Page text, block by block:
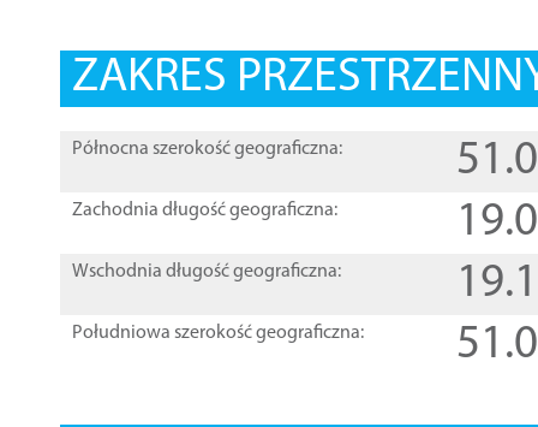
ZAKRES
Północna szerokość geograficzna:
Zachodnia długość geograficzna:
Wschodnia długość geograficzna:
Południowa szerokość geograficzna: